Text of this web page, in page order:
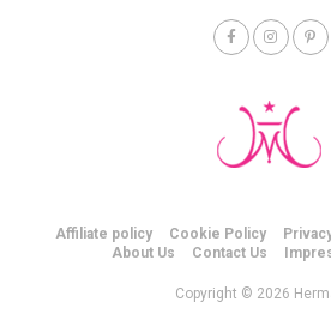
Affiliate policy Cookie Policy
About Us
Contact Us
Copyright © 2026